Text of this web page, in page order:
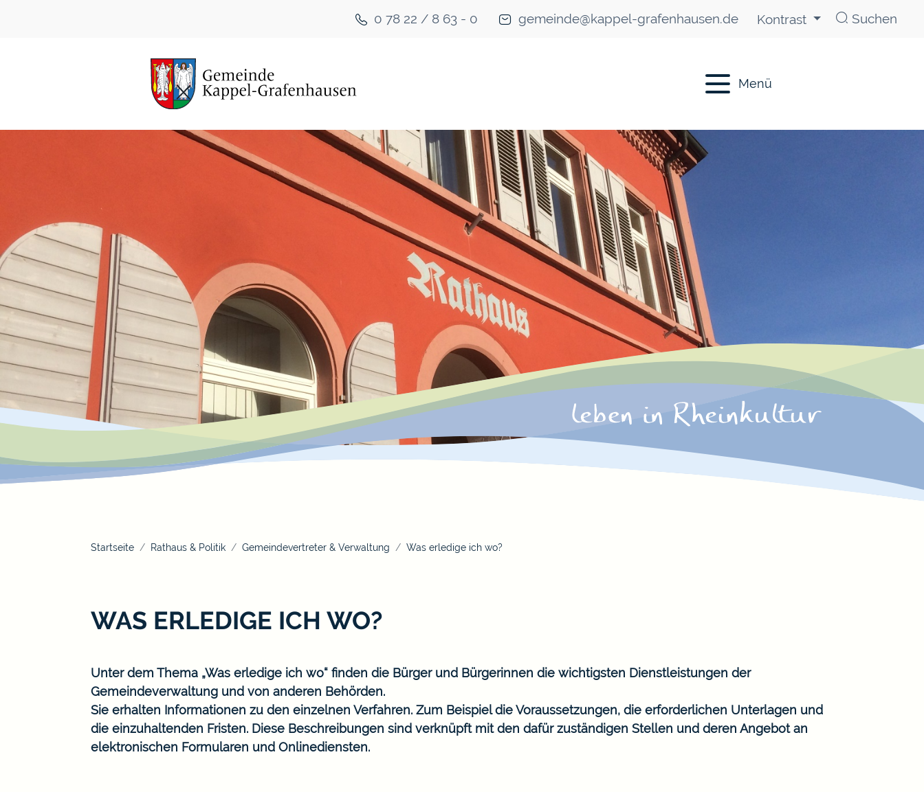
0 78 22 / 8 63 - 0 gemeinde@kappel-grafenhausen.de Kontrast Suchen
Menü
Startseite Rathaus & Politik Gemeindevertreter & Verwaltung Was erledige ich wo?
WAS ERLEDIGE ICH WO?
Unter dem Thema „Was erledige ich wo“ finden die Bürger und Bürgerinnen die wichtigsten Dienstleistungen der
Gemeindeverwaltung und von anderen Behörden.
Sie erhalten Informationen zu den einzelnen Verfahren. Zum Beispiel die Voraussetzungen, die erforderlichen Unterlagen und
die einzuhaltenden Fristen. Diese Beschreibungen sind verknüpft mit den dafür zuständigen Stellen und deren Angebot an
elektronischen Formularen und Onlinediensten.